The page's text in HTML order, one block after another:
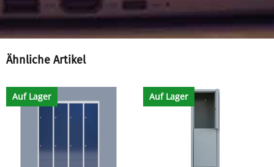
Ähnliche Artikel
Auf Lager Auf Lager